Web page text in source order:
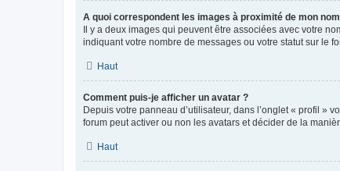
A quoi correspondent les images à proximité de mon
Il y a deux images qui peuvent être associées avec votre
indiquant votre nombre de messages ou votre statut sur le
Haut
Comment puis-je afficher un avatar ?
Depuis votre panneau d’utilisateur, dans l’onglet « profil »
forum peut activer ou non les avatars et décider de la
Haut